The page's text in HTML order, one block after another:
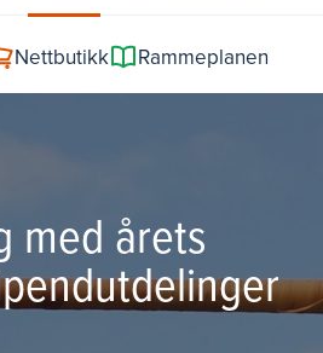
Nettbutikk Rammeplanen
med årets